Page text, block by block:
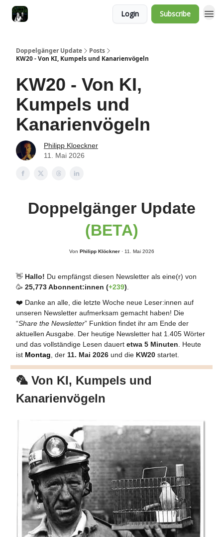
Login Subscribe
Doppelgänger Update
Posts
KW20 - Von KI, Kumpels und Kanarienvögeln
KW20 - Von KI,
Kumpels und
Kanarienvögeln
Philipp Kloeckner
11. Mai 2026
Doppelgänger Update
(BETA)
Von Philipp Klöckner· 11. Mai 2026
👋 Hallo! Du empfängst diesen Newsletter als eine(r) von
🥳 25,773 Abonnent:innen (+239)
❤️ Danke an alle, die letzte Woche neue Leser:innen auf
unseren Newsletter aufmerksam gemacht haben! Die
“Share the Newsletter” Funktion findet ihr am Ende der
aktuellen Ausgabe. Der heutige Newsletter hat 1.405 Wörter
und das vollständige Lesen dauert etwa 5 Minuten . Heute
ist Montag , der 11. Mai 2026 und die KW20 startet.
🦜 Von KI, Kumpels und
Kanarienvögeln